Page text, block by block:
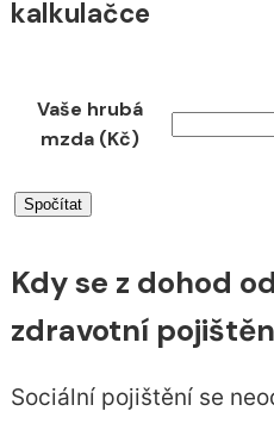
kalkulačce
Vaše hrubá
mzda (Kč)
Kdy se z dohod
zdravotní
Sociální pojištění se